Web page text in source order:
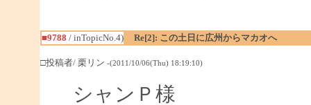
■9788 / inTopicNo.4) Re[2]: この土日に広州からマカオへ
□投稿者/ 栗リン -(2011/10/06(Thu) 18:19:10)
シャンＰ様